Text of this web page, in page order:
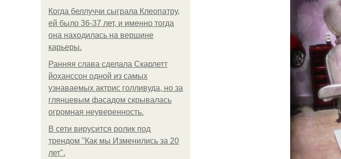
Когда беллуччи сыграла Клеопатру,
ей было 36-37 лет, и именно тогда
она находилась на вершине
карьеры.
Ранняя слава сделала Скарлетт
йоханссон одной из самых
узнаваемых актрис голливуда, но за
глянцевым фасадом скрывалась
огромная неуверенность.
В сети вирусится ролик под
трендом "Как мы Изменились за 20
лет".